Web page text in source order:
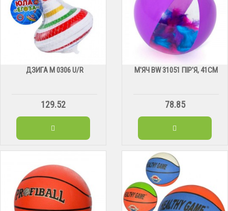
ДЗИГА М 0306 U/R
129.52
М'ЯЧ BW 31051 ПІР'Я, 41СМ
78.85